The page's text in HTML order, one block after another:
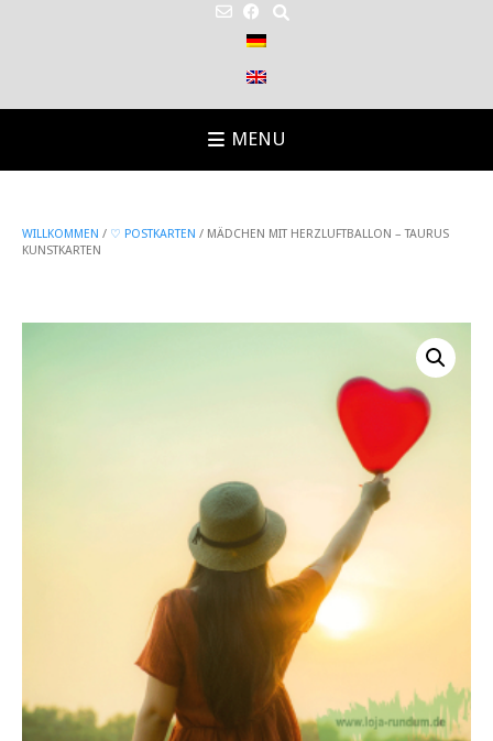
MENU
WILLKOMMEN / ♡ POSTKARTEN / MÄDCHEN MIT HERZLUFTBALLON – TAURUS
KUNSTKARTEN